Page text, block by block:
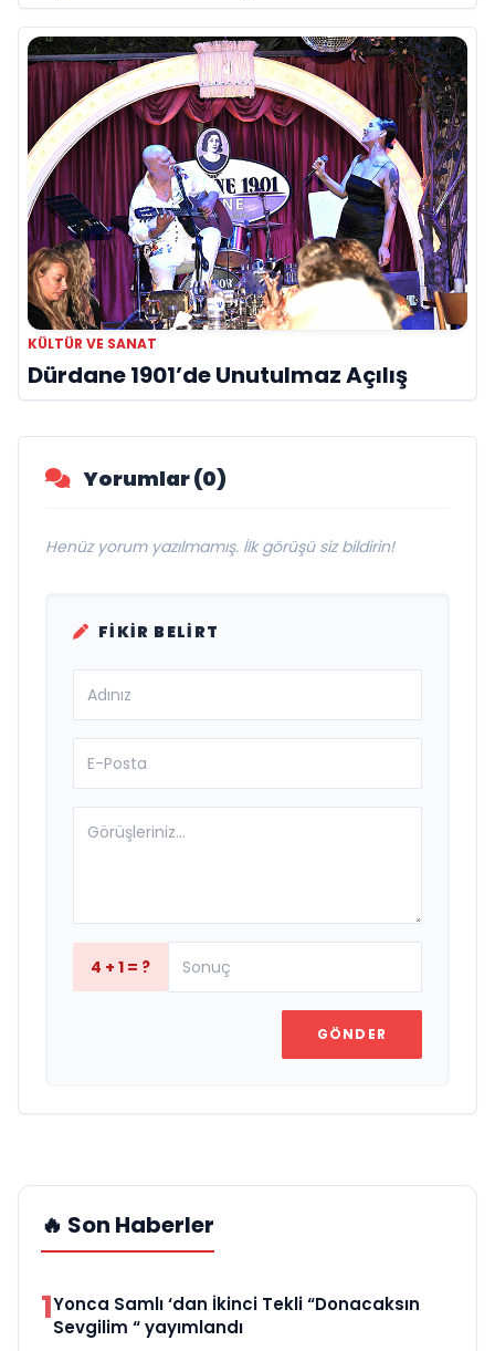
KÜLTÜR VE SANAT
Dürdane 1901’de Unutulmaz Açılış
Yorumlar (0)
Henüz yorum yazılmamış. İlk görüşü siz bildirin!
FIKIR BELIRT
4 + 1 = ?
GÖNDER
🔥 Son Haberler
1Yonca Samlı ‘dan İkinci Tekli “Donacaksın
Sevgilim “ yayımlandı